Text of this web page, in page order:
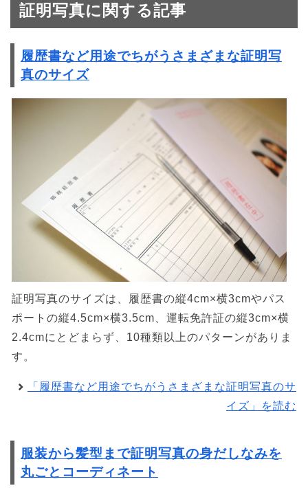
証明写真に関する記事
履歴書など用途でちがうさまざまな証明写
真のサイズ
証明写真のサイズは、履歴書の縦4cm×横3cmやパス
ポートの縦4.5cm×横3.5cm、運転免許証の縦3cm×横
2.4cmにとどまらず、10種類以上のパターンがありま
す。
「履歴書など用途でちがうさまざまな証明写真のサ
イズ」を読む
服装から髪型まで証明写真の身だしなみを
丸ごとコーディネート